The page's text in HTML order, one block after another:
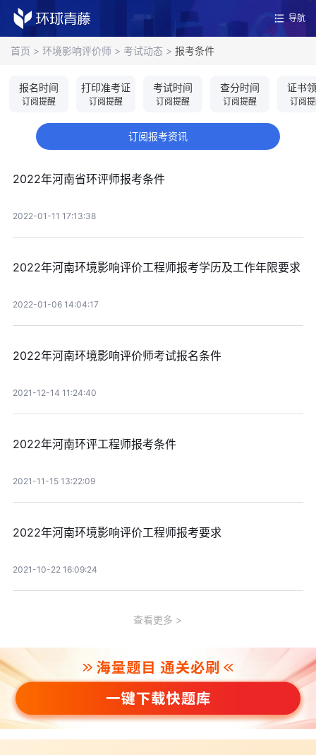
导航
首页 > 环境影响评价师 > 考试动态 > 报考条件
报名时间
订阅提醒
打印准考证
订阅提醒
考试时间
订阅提醒
查分时间
订阅提醒
证书
订阅
订阅报考资讯
2022年河南省环评师报考条件
2022-01-11 17:13:38
2022年河南环境影响评价工程师报考学历及工作年限要求
2022-01-06 14:04:17
2022年河南环境影响评价师考试报名条件
2021-12-14 11:24:40
2022年河南环评工程师报考条件
2021-11-15 13:22:09
2022年河南环境影响评价工程师报考要求
2021-10-22 16:09:24
查看更多